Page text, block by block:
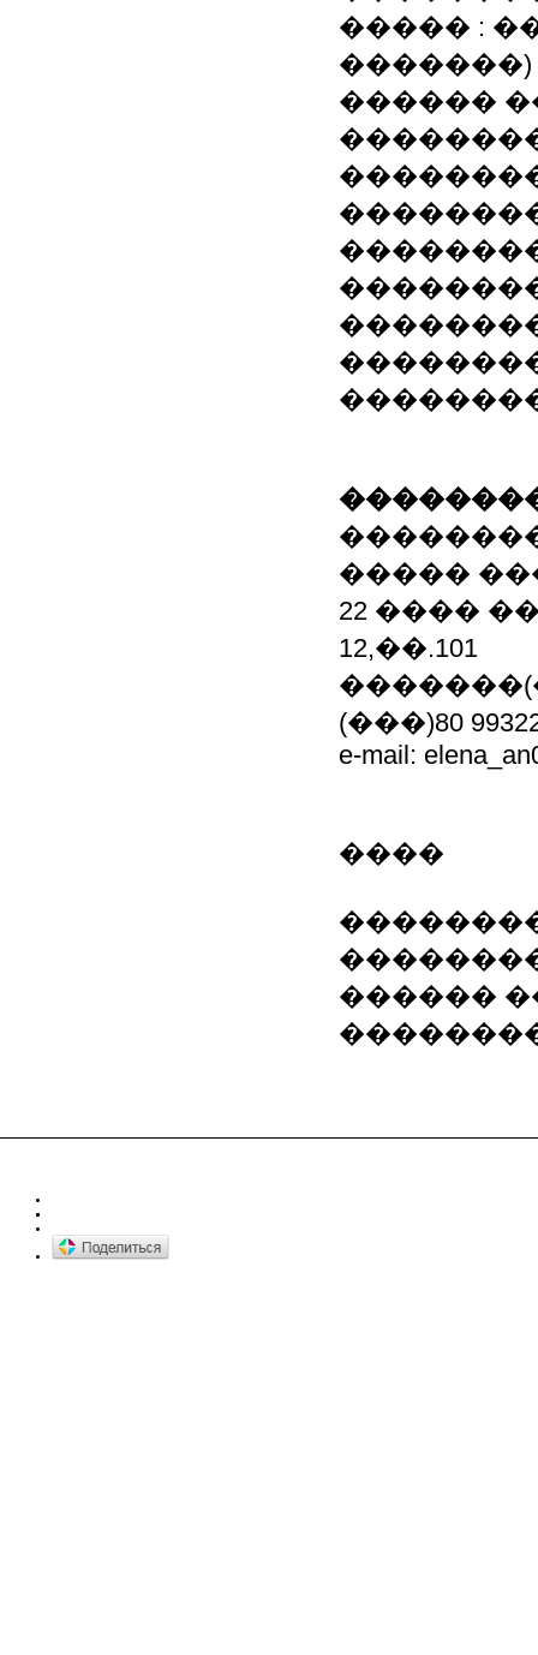
����� :
�������)
������
�����
22 ����
12,��.101
(���)80
e-mail:
����
������